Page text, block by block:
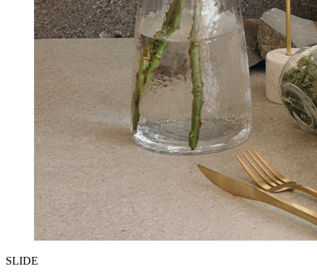
SLIDE